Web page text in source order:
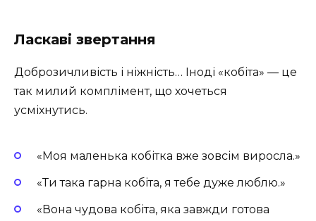
Ласкаві звертання
Доброзичливість і ніжність… Іноді «кобіта» — це
так милий комплімент, що хочеться
усміхнутись.
«Моя маленька кобітка вже зовсім виросла.»
«Ти така гарна кобіта, я тебе дуже люблю.»
«Вона чудова кобіта, яка завжди готова